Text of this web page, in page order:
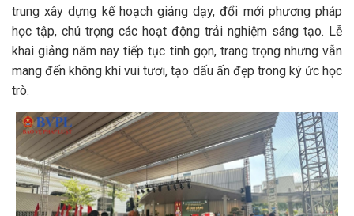
trung xây dựng kế hoạch giảng dạy, đổi mới phương pháp
học tập, chú trọng các hoạt động trải nghiệm sáng tạo. Lễ
khai giảng năm nay tiếp tục tinh gọn, trang trọng nhưng vẫn
mang đến không khí vui tươi, tạo dấu ấn đẹp trong ký ức học
trò.